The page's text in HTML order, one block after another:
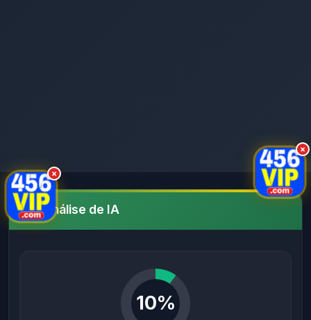
Análise de IA
10%
×
×